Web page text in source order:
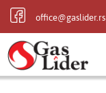
office@gaslider.rs
Prijavite se